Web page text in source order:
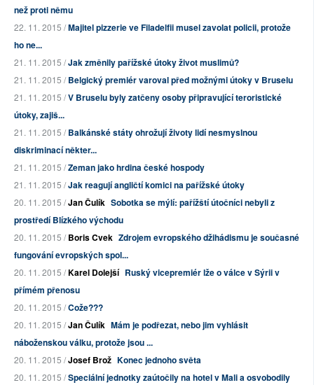
než proti němu
22. 11. 2015 /Majitel pizzerie ve Filadelfii musel zavolat policii, protože
ho ne...
21. 11. 2015 /Jak změnily pařížské útoky život muslimů?
21. 11. 2015 /Belgický premiér varoval před možnými útoky v Bruselu
21. 11. 2015 /V Bruselu byly zatčeny osoby připravující teroristické
útoky, zajiš...
21. 11. 2015 /Balkánské státy ohrožují životy lidí nesmyslnou
diskriminací někter...
21. 11. 2015 /Zeman jako hrdina české hospody
21. 11. 2015 /Jak reagují angličtí komici na pařížské útoky
20. 11. 2015 /Jan Čulík Sobotka se mýlí: pařížští útočníci nebyli z
prostředí Blízkého východu
20. 11. 2015 /Boris Cvek Zdrojem evropského džihádismu je současné
fungování evropských spol...
20. 11. 2015 /Karel Dolejší Ruský vicepremiér lže o válce v Sýrii v
přímém přenosu
20. 11. 2015 /Cože???
20. 11. 2015 /Jan Čulík Mám je podřezat, nebo jim vyhlásit
náboženskou válku, protože jsou ...
20. 11. 2015 /Josef Brož Konec jednoho světa
20. 11. 2015 /Speciální jednotky zaútočily na hotel v Mali a osvobodily